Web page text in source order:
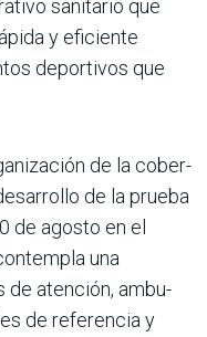
sani­tario que
y efi­ciente
deportivos que
de la cober­
de la prueba
de agosto en el
una
de atención, ambu­
de referencia y